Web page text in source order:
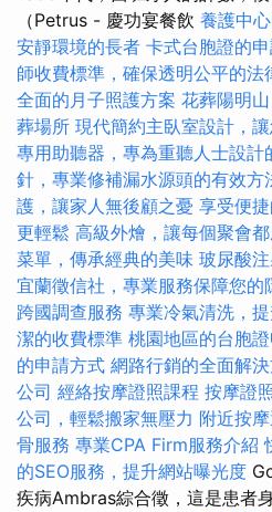
（Petrus - 慶功宴餐飲 養護中
安靜環境的長者 卡式台胞證的
師收費標準，確保透明公平的法
全面的月子照護方案 花葬陽明
葬場所 現代簡約主臥室設計，
專用助聽器，專為重聽人士設計
針，專業修補漏水源頭的有效方
護，讓家人無後顧之憂 享受便
更輕鬆 高級外燴，讓每個聚會
菜單，傳承經典的美味 玻尿酸
宜蘭徵信社，專業服務保障您的
跨國調查服務 專業冷氣清洗，
潔的收費標準 桃園地區的台胞
的申請方式 網路行銷的全面解
公司 經絡按摩證照課程 按摩證
公司，輕鬆搬家無壓力 附近按
骨服務 專業CPA Firm服務介紹
的SEO服務，提升網站曝光度
疾病Ambras綜合徵，這是患者